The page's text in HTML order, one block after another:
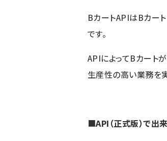
BカートAPIはBカー
です。
APIによってBカート
生産性の高い業務を
■API（正式版）で出